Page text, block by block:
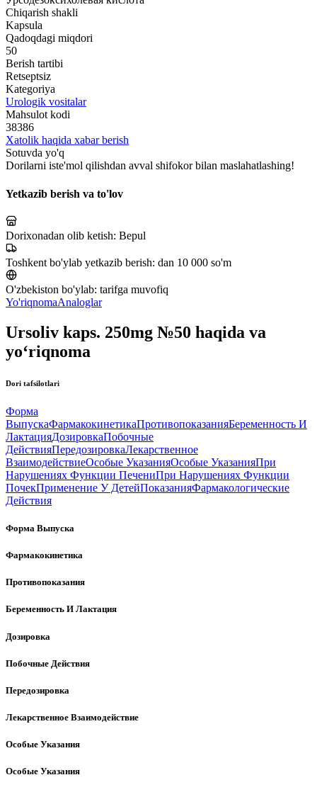
Chiqarish shakli
Kapsula
Qadoqdagi miqdori
50
Berish tartibi
Retseptsiz
Kategoriya
Urologik vositalar
Mahsulot kodi
38386
Xatolik haqida xabar berish
Sotuvda yo'q
Dorilarni iste'mol qilishdan avval shifokor bilan maslahatlashing!
Yetkazib berish va to'lov
Dorixonadan olib ketish: Bepul
Toshkent bo'ylab yetkazib berish: dan 10 000 so'm
O'zbekiston bo'ylab: tarifga muvofiq
Yo'riqnomaAnaloglar
Ursoliv kaps. 250mg №50 haqida va
yo‘riqnoma
Dori tafsilotlari
Форма
ВыпускаФармакокинетикаПротивопоказанияБеременность И
ЛактацияДозировкаПобочные
ДействияПередозировкаЛекарственное
ВзаимодействиеОсобые УказанияОсобые УказанияПри
Нарушениях Функции ПечениПри Нарушениях Функции
ПочекПрименение У ДетейПоказанияФармакологические
Действия
Форма Выпуска
Фармакокинетика
Противопоказания
Беременность И Лактация
Дозировка
Побочные Действия
Передозировка
Лекарственное Взаимодействие
Особые Указания
Особые Указания